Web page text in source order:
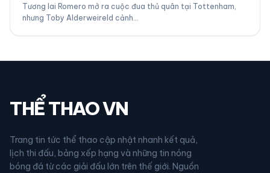
Tương lai Romero mở ra cuộc đua thủ quân tại Tottenham,
nhưng Toby Alderweireld cảnh…
THỂ THAO VN
Trang tin tức thể thao cập nhật nhanh kết quả,
lịch thi đấu, bảng xếp hạng và những tin nóng
bóng đá từ các giải đấu lớn trên thế giới. Nguồn